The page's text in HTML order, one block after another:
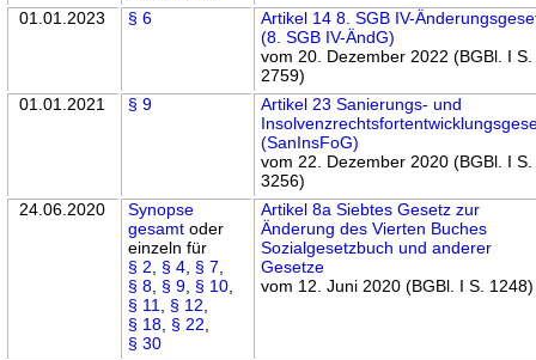
01.01.2023 § 6
Artikel 14 8. SGB IV-
(8. SGB IV-ÄndG)
vom 20. Dezember 2022 (BGBl. I S.
2759)
01.01.2021
§ 9
Artikel 23 Sanierungs- und
(SanInsFoG)
vom 22. Dezember 2020 (BGBl. I S.
3256)
24.06.2020
Synopse
gesamt oder
einzeln für
§ 2
§ 4 § 7
§ 8 § 9 § 10
§ 11
§ 12
§ 18 § 22
§ 30
Artikel 8a Siebtes Gesetz zur
Änderung des Vierten Buches
Sozialgesetzbuch und anderer
Gesetze
vom 12. Juni 2020 (BGBl. I S. 1248)